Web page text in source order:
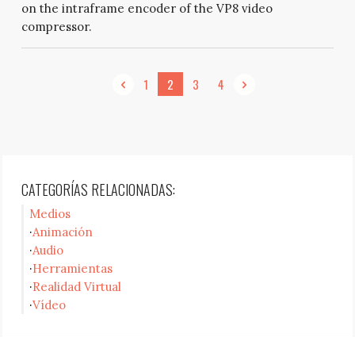
on the intraframe encoder of the VP8 video
compressor.
1 2 3 4
CATEGORÍAS RELACIONADAS:
Medios
Animación
Audio
Herramientas
Realidad Virtual
Vídeo